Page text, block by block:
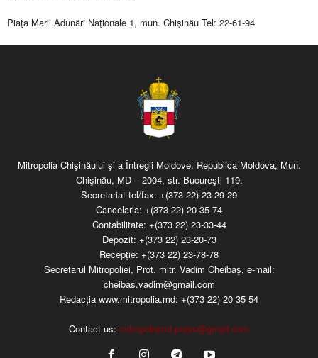
Piaţa Marii Adunări Naţionale 1, mun. Chişinău Tel: 22-61-94
Mitropolia Chişinăului şi a Întregii Moldove. Republica Moldova, Mun.
Chişinău, MD – 2004, str. Bucureşti 119.
Secretariat tel/fax: +(373 22) 23-29-29
Cancelaria: +(373 22) 20-35-74
Contabilitate: +(373 22) 23-33-44
Depozit: +(373 22) 23-20-73
Recepţie: +(373 22) 23-78-78
Secretarul Mitropoliei, Prot. mitr. Vadim Cheibaş, e-mail:
cheibas.vadim@gmail.com
Redacția www.mitropolia.md: +(373 22) 20 35 54
Contact us: mitropoliamd.press@gmail.com